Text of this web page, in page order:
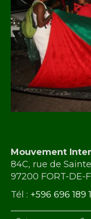
Mouvement
84C, rue de
97200 FORT-DE-
Tél : +596 696 189